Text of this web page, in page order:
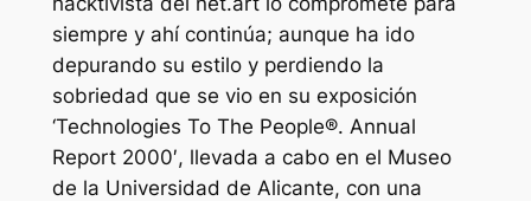
siempre y ahí continúa; aunque ha ido
depurando su estilo y perdiendo la
sobriedad que se vio en su exposición
‘Technologies To The People®. Annual
Report 2000′, llevada a cabo en el Museo
de la Universidad de Alicante, con una